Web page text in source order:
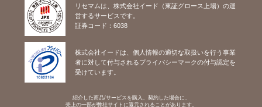
リセマムは、株式会社イード（東証グロース上場）の運
営するサービスです。
証券コード：6038
株式会社イードは、個人情報の適切な取扱いを行う事業
者に対して付与されるプライバシーマークの付与認定を
受けています。
紹介した商品/サービスを購入、契約した場合に、
売上の一部が弊社サイトに還元されることがあります。